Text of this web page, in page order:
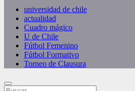
universidad de chile
actualidad
Cuadro mágico
U de Chile
Fútbol Femenino
Fútbol Formativo
Torneo de Clausura